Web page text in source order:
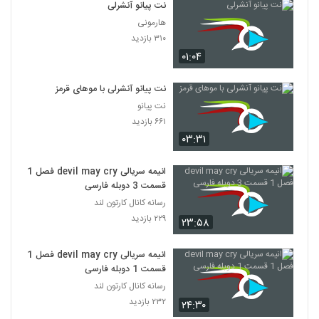
مجموعه کامل کارتون آموزشی زبان انگلیسی پپا
پیگ قسمت ۱۲
۲۱۴ بازدید
مجموعه کامل کارتون آموزشی زبان انگلیسی پپا
پیگ قسمت ۱۳
کارتون سریالی زنو آدم خمیری (قسمت : ۱)
۲۵۱ بازدید
کارتون سریالی زنو آدم خمیری (قسمت : ۲)
213
کارتون سریالی زنو آدمک خمیری (قسمت : ۳)
۲۶۴ بازدید
کارتون سریالی زنو آدمک خمیری (قسمت : ۴)
۰۱:۰۴
نت پیانو آنشرلی
هارمونی
۳۱۰ بازدید
۰۳:۳۱
نت پیانو آنشرلی با موهای قرمز
نت پیانو
۶۶۱ بازدید
۲۳:۵۸
انیمه سریالی devil may cry فصل 1
قسمت 3 دوبله فارسی
رسانه کانال کارتون لند
۲۲۹ بازدید
۲۴:۳۰
انیمه سریالی devil may cry فصل 1
قسمت 1 دوبله فارسی
رسانه کانال کارتون لند
۲۳۲ بازدید